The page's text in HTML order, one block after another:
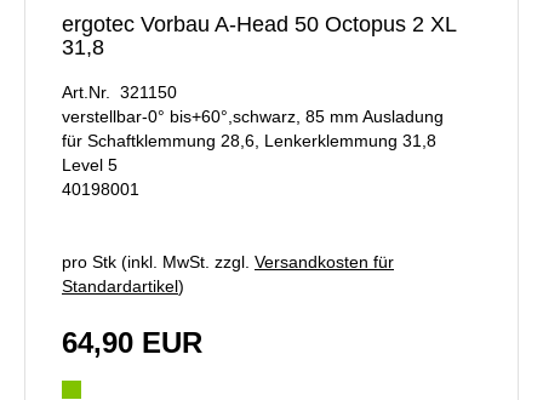
ergotec Vorbau A-Head 50 Octopus 2 XL
31,8
Art.Nr. 321150
verstellbar-0° bis+60°,schwarz, 85 mm Ausladung
für Schaftklemmung 28,6, Lenkerklemmung 31,8
Level 5
40198001
pro Stk (inkl. MwSt. zzgl. Versandkosten für
Standardartikel)
64,90 EUR